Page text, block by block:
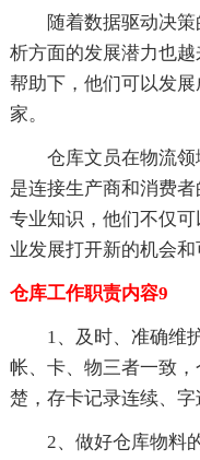
随着数据驱动决策
析方面的发展潜力也
帮助下，他们可以发
家。
仓库文员在物流领
是连接生产商和消费
专业知识，他们不仅
业发展打开新的机会和
仓库工作职责内容9
1、及时、准确维护
帐、卡、物三者一致
楚，存卡记录连续、字
2、做好仓库物料的